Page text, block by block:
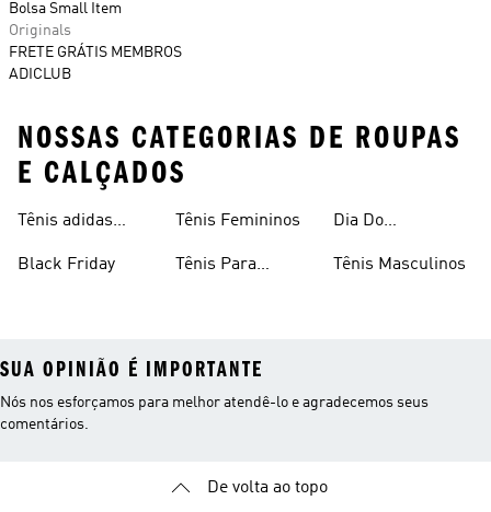
Bolsa Small Item
Originals
FRETE GRÁTIS MEMBROS
ADICLUB
NOSSAS CATEGORIAS DE ROUPAS
E CALÇADOS
Tênis adidas
Black Friday
Tênis Femininos
Tênis Para
Dia Do
Tênis Masculinos
SUA OPINIÃO É IMPORTANTE
Nós nos esforçamos para melhor atendê-lo e agradecemos seus
comentários.
De volta ao topo